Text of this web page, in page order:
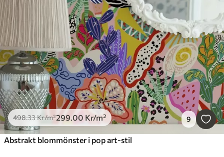
498.33Kr/m²299.00 Kr/m² 9
Abstrakt blommönster i pop art-stil